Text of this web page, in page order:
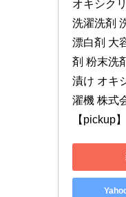
オキシク
洗濯洗剤
漂白剤 大
剤 粉末洗
漬け オキ
濯機 株式
【pickup】